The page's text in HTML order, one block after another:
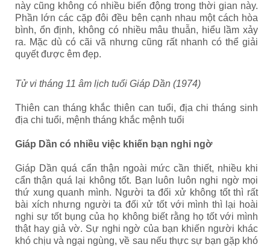
này cũng không có nhiều biến động trong thời gian này.
Phần lớn các cặp đôi đều bên cạnh nhau một cách hòa
bình, ổn định, không có nhiều mâu thuẫn, hiểu lầm xảy
ra. Mặc dù có cãi vã nhưng cũng rất nhanh có thể giải
quyết được êm đẹp.
Tử vi tháng 11 âm lịch tuổi Giáp Dần (1974)
Thiên can tháng khắc thiên can tuổi, địa chi tháng sinh
địa chi tuổi, mệnh tháng khắc mệnh tuổi
Giáp Dần có nhiều việc khiến bạn nghi ngờ
Giáp Dần quá cẩn thận ngoài mức cần thiết, nhiều khi
cẩn thận quá lại không tốt. Bạn luôn luôn nghi ngờ mọi
thứ xung quanh mình. Người ta đối xử không tốt thì rất
bài xích nhưng người ta đối xử tốt với mình thì lại hoài
nghi sự tốt bụng của họ không biết rằng họ tốt với mình
thật hay giả vờ. Sự nghi ngờ của bạn khiến người khác
khó chịu và ngại ngùng, về sau nếu thực sự bạn gặp khó